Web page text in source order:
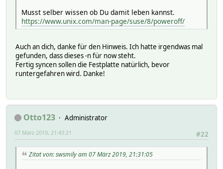
Musst selber wissen ob Du damit leben kannst.
https://www.unix.com/man-page/suse/8/poweroff/
Auch an dich, danke für den Hinweis. Ich hatte irgendwas mal
gefunden, dass dieses -n für now steht.
Fertig syncen sollen die Festplatte natürlich, bevor
runtergefahren wird. Danke!
Otto123
Administrator
#22
07 März 2019, 21:43:21
Zitat von: swsmily am 07 März 2019, 21:31:05